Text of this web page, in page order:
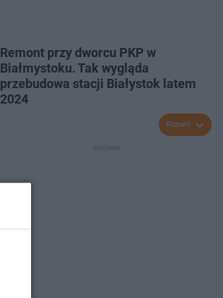
Remont przy dworcu PKP w
Białmystoku. Tak wygląda
przebudowa stacji Białystok latem
2024
Rozwiń